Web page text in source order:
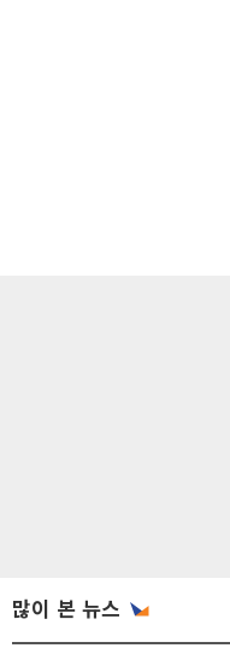
많이 본 뉴스